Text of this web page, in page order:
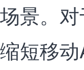
场景。
缩短移